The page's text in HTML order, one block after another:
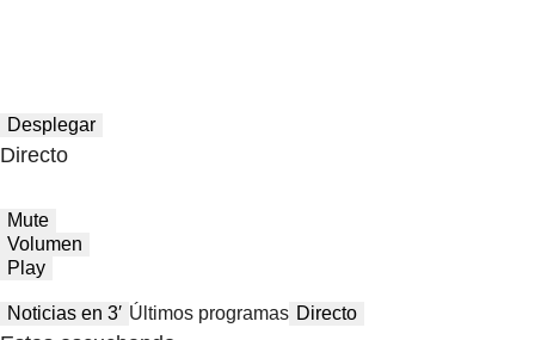
Desplegar
Directo
Mute
Volumen
Play
Noticias en 3′ Últimos programas Directo